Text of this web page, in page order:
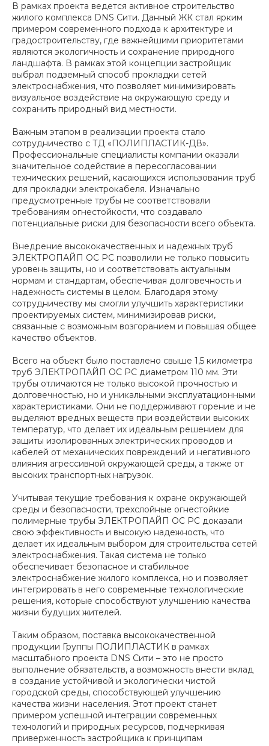
В рамках проекта ведется активное строительство
жилого комплекса DNS Сити. Данный ЖК стал ярким
примером современного подхода к архитектуре и
градостроительству, где важнейшими приоритетами
являются экологичность и сохранение природного
ландшафта. В рамках этой концепции застройщик
выбрал подземный способ прокладки сетей
электроснабжения, что позволяет минимизировать
визуальное воздействие на окружающую среду и
сохранить природный вид местности.
Важным этапом в реализации проекта стало
сотрудничество с ТД «ПОЛИПЛАСТИК-ДВ».
Профессиональные специалисты компании оказали
значительное содействие в пересогласовании
технических решений, касающихся использования труб
для прокладки электрокабеля. Изначально
предусмотренные трубы не соответствовали
требованиям огнестойкости, что создавало
потенциальные риски для безопасности всего объекта.
Внедрение высококачественных и надежных труб
ЭЛЕКТРОПАЙП ОС РС позволили не только повысить
уровень защиты, но и соответствовать актуальным
нормам и стандартам, обеспечивая долговечность и
надежность системы в целом. Благодаря этому
сотрудничеству мы смогли улучшить характеристики
проектируемых систем, минимизировав риски,
связанные с возможным возгоранием и повышая общее
качество объектов.
Всего на объект было поставлено свыше 1,5 километра
труб ЭЛЕКТРОПАЙП ОС РС диаметром 110 мм. Эти
трубы отличаются не только высокой прочностью и
долговечностью, но и уникальными эксплуатационными
характеристиками. Они не поддерживают горение и не
выделяют вредных веществ при воздействии высоких
температур, что делает их идеальным решением для
защиты изолированных электрических проводов и
кабелей от механических повреждений и негативного
влияния агрессивной окружающей среды, а также от
высоких транспортных нагрузок.
Учитывая текущие требования к охране окружающей
среды и безопасности, трехслойные огнестойкие
полимерные трубы ЭЛЕКТРОПАЙП ОС РС доказали
свою эффективность и высокую надежность, что
делает их идеальным выбором для строительства сетей
электроснабжения. Такая система не только
обеспечивает безопасное и стабильное
электроснабжение жилого комплекса, но и позволяет
интегрировать в него современные технологические
решения, которые способствуют улучшению качества
жизни будущих жителей.
Таким образом, поставка высококачественной
продукции Группы ПОЛИПЛАСТИК в рамках
масштабного проекта DNS Сити – это не просто
выполнение обязательств, а возможность внести вклад
в создание устойчивой и экологически чистой
городской среды, способствующей улучшению
качества жизни населения. Этот проект станет
примером успешной интеграции современных
технологий и природных ресурсов, подчеркивая
приверженность застройщика к принципам